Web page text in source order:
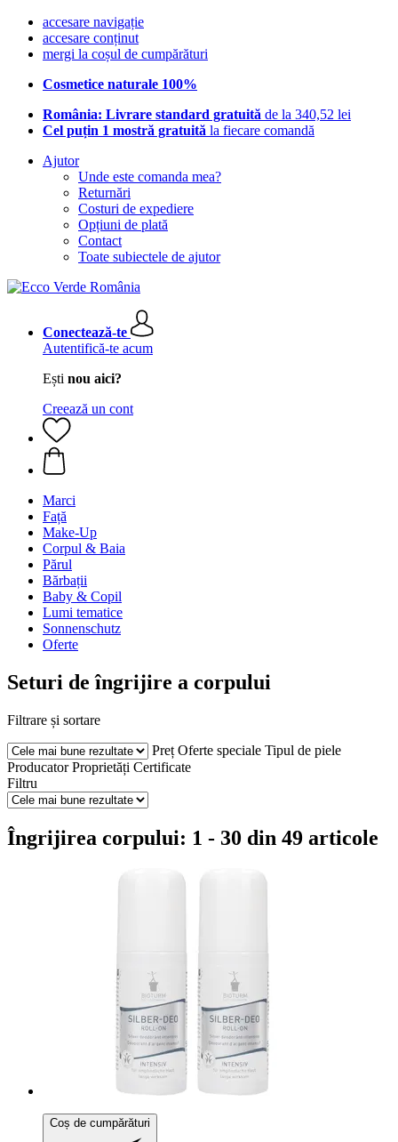
accesare navigație
accesare conținut
mergi la coșul de cumpărături
Cosmetice naturale 100%
România: Livrare standard gratuită de la 340,52 lei
Cel puțin 1 mostră gratuită la fiecare comandă
Ajutor
Unde este comanda mea?
Returnări
Costuri de expediere
Opțiuni de plată
Contact
Toate subiectele de ajutor
Conectează-te
Autentifică-te acum
Ești nou aici?
Creează un cont
Marci
Față
Make-Up
Corpul & Baia
Părul
Bărbații
Baby & Copil
Lumi tematice
Sonnenschutz
Oferte
Seturi de îngrijire a corpului
Filtrare și sortare
Preț Oferte speciale Tipul de piele
Producator Proprietăți Certificate
Filtru
Îngrijirea corpului: 1 - 30 din 49 articole
Coș de cumpărături